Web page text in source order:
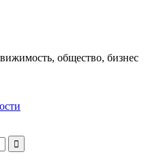
общество, бизнес